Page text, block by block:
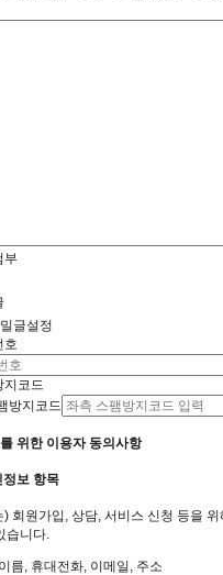
부
글설정
호
지코드
위한 이용자 동의사항
정보 항목
회원가입, 상담, 서비스 신청 등을
습니다.
름, 휴대전화, 이메일, 주소